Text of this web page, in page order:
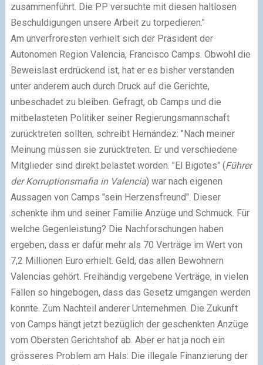
zusammenführt. Die PP versuchte mit diesen haltlosen
Beschuldigungen unsere Arbeit zu torpedieren."
Am unverfroresten verhielt sich der Präsident der
Autonomen Region Valencia, Francisco Camps. Obwohl die
Beweislast erdrückend ist, hat er es bisher verstanden
unter anderem auch durch Druck auf die Gerichte,
unbeschadet zu bleiben. Gefragt, ob Camps und die
mitbelasteten Politiker seiner Regierungsmannschaft
zurücktreten sollten, schreibt Hernández: "Nach meiner
Meinung müssen sie zurücktreten. Er und verschiedene
Mitglieder sind direkt belastet worden. "El Bigotes" (Führer
der Korruptionsmafia in Valencia) war nach eigenen
Aussagen von Camps "sein Herzensfreund". Dieser
schenkte ihm und seiner Familie Anzüge und Schmuck. Für
welche Gegenleistung? Die Nachforschungen haben
ergeben, dass er dafür mehr als 70 Verträge im Wert von
7,2 Millionen Euro erhielt. Geld, das allen Bewohnern
Valencias gehört. Freihändig vergebene Verträge, in vielen
Fällen so hingebogen, dass das Gesetz umgangen werden
konnte. Zum Nachteil anderer Unternehmen. Die Zukunft
von Camps hängt jetzt bezüglich der geschenkten Anzüge
vom Obersten Gerichtshof ab. Aber er hat ja noch ein
grösseres Problem am Hals: Die illegale Finanzierung der